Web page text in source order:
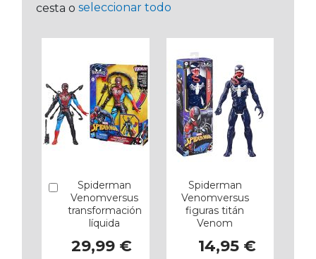
cesta o seleccionar todo
Spiderman
Venomversus
transformación
líquida
29,99 €
Añadir
Spiderman
Venomversus
figuras titán
Venom
14,95 €